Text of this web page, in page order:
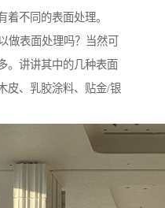
着不同的表面处理。
做表面处理吗？当然可
。讲讲其中的几种表面
皮、乳胶涂料、贴金/银